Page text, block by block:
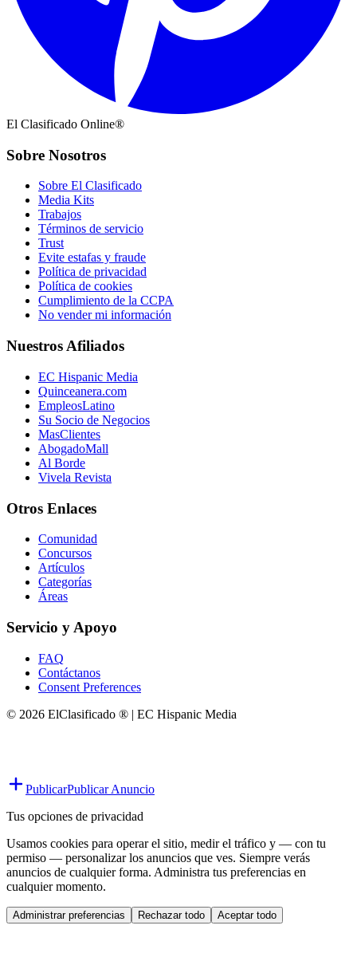
El Clasificado Online®
Sobre Nosotros
Sobre El Clasificado
Media Kits
Trabajos
Términos de servicio
Trust
Evite estafas y fraude
Política de privacidad
Política de cookies
Cumplimiento de la CCPA
No vender mi información
Nuestros Afiliados
EC Hispanic Media
Quinceanera.com
EmpleosLatino
Su Socio de Negocios
MasClientes
AbogadoMall
Al Borde
Vivela Revista
Otros Enlaces
Comunidad
Concursos
Artículos
Categorías
Áreas
Servicio y Apoyo
FAQ
Contáctanos
Consent Preferences
© 2026 ElClasificado ® | EC Hispanic Media
PublicarPublicar Anuncio
Tus opciones de privacidad
Usamos cookies para operar el sitio, medir el tráfico y — con tu
permiso — personalizar los anuncios que ves. Siempre verás
anuncios de cualquier forma. Administra tus preferencias en
cualquier momento.
Administrar preferencias Rechazar todo Aceptar todo